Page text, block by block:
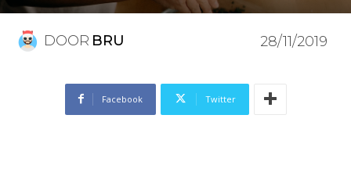
DOOR BRU 28/11/2019
Facebook Twitter